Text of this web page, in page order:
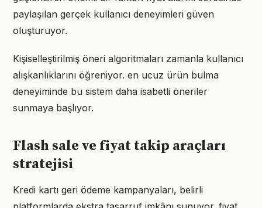
paylaşılan gerçek kullanıcı deneyimleri güven
oluşturuyor.
Kişiselleştirilmiş öneri algoritmaları zamanla kullanıcı
alışkanlıklarını öğreniyor. en ucuz ürün bulma
deneyiminde bu sistem daha isabetli öneriler
sunmaya başlıyor.
Flash sale ve fiyat takip araçları
stratejisi
Kredi kartı geri ödeme kampanyaları, belirli